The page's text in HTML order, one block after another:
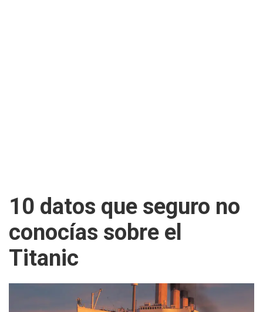
10 datos que seguro no
conocías sobre el
Titanic